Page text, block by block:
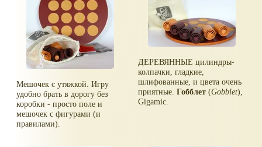
Мешочек с утяжкой. Игру
удобно брать в дорогу без
коробки - просто поле и
мешочек с фигурами (и
правилами).
ДЕРЕВЯННЫЕ цилиндры-
колпачки, гладкие,
шлифованные, и цвета очень
приятные.Гобблет (Gobblet),
Gigamic.